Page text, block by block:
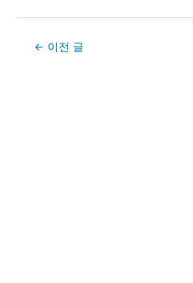
Post← 이전 글